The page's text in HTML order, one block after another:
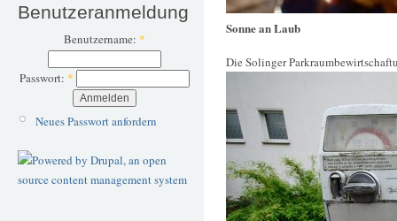
Benutzeranmeldung
Benutzername: *
Passwort: *
Neues Passwort anfordern
Sonne an Laub
Die Solinger